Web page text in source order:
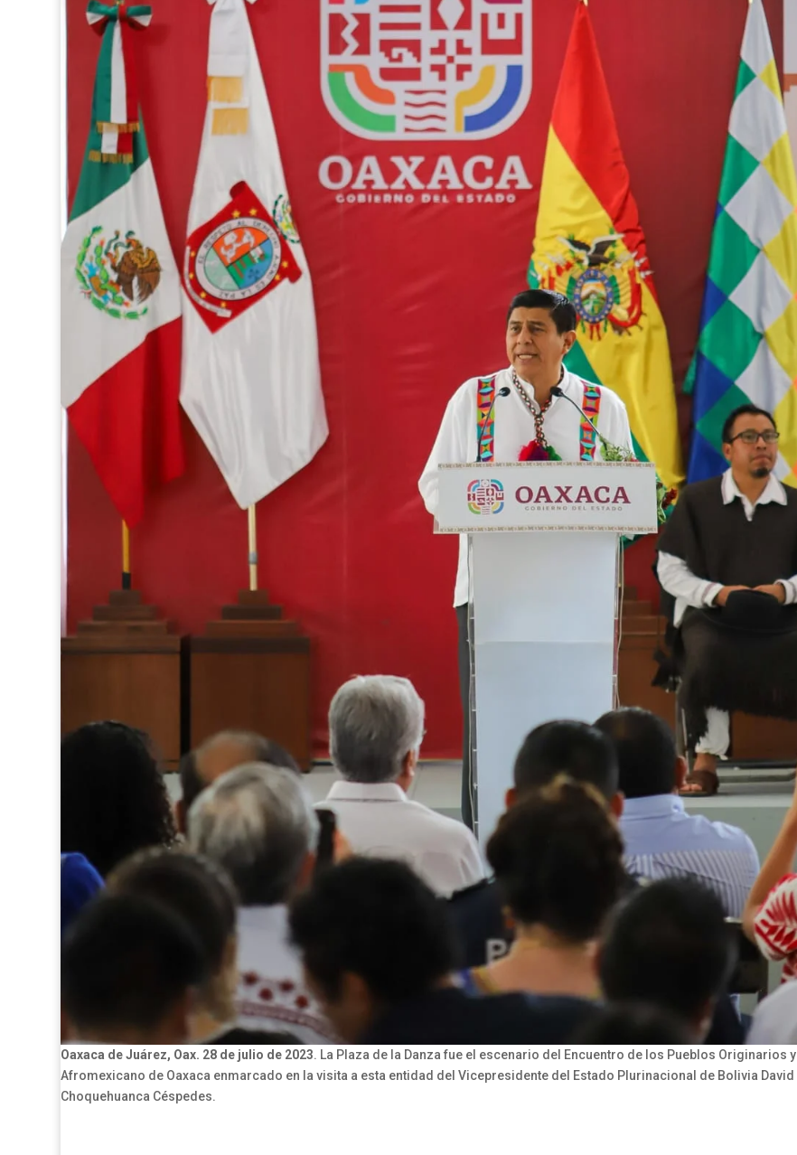
Oaxaca de Juárez, Oax. 28 de julio de 2023. La Plaza de la Danza fue el escenario del Encuentro de los Pueblos Originarios y
Afromexicano de Oaxaca enmarcado en la visita a esta entidad del Vicepresidente del Estado Plurinacional de Bolivia David
Choquehuanca Céspedes.